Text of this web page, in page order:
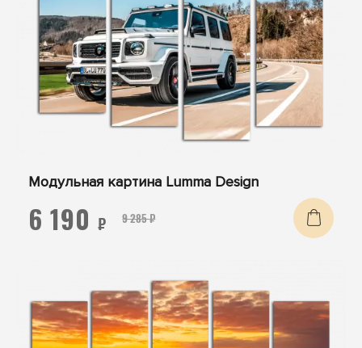
Модульная картина Lumma Design
9 285 ₽
6 190 ₽